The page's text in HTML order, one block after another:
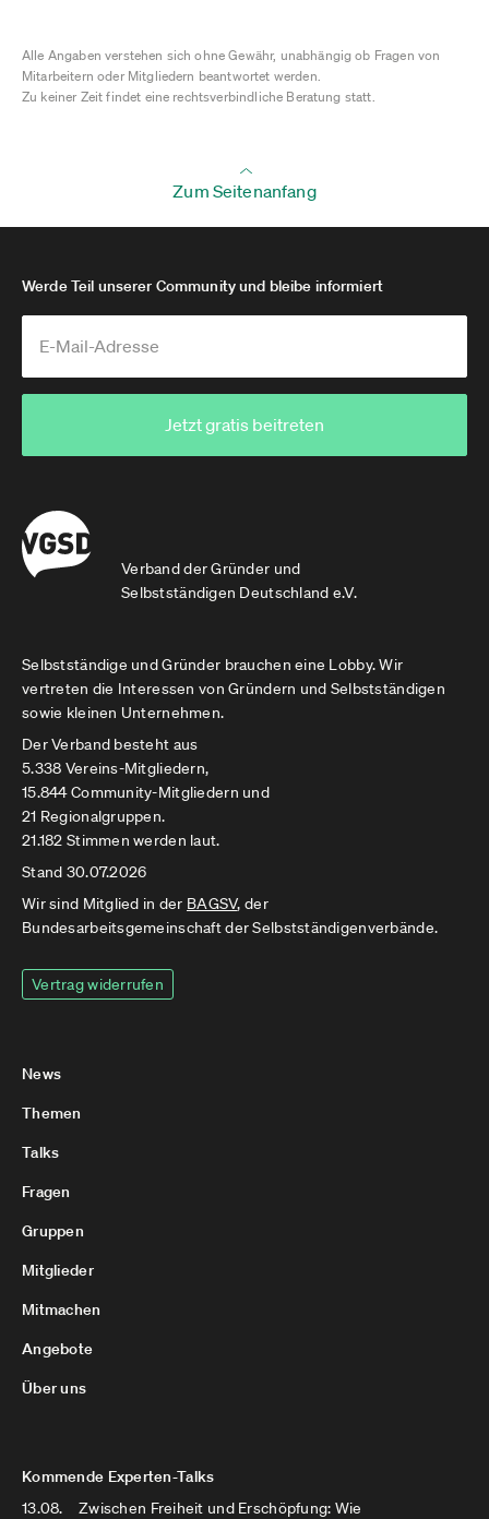
Alle Angaben verstehen sich ohne Gewähr, unabhängig ob Fragen von
Mitarbeitern oder Mitgliedern beantwortet werden.
Zu keiner Zeit findet eine rechtsverbindliche Beratung statt.
Zum Seitenanfang
Verband der Gründer und
Selbstständigen Deutschland e.V.
Werde Teil unserer Community und bleibe informiert
Jetzt gratis beitreten
Selbstständige und Gründer brauchen eine Lobby. Wir
vertreten die Interessen von Gründern und Selbstständigen
sowie kleinen Unternehmen.
Der Verband besteht aus
5.338 Vereins-Mitgliedern,
15.844 Community-Mitgliedern und
21 Regionalgruppen.
21.182 Stimmen werden laut.
Stand 30.07.2026
Wir sind Mitglied in der BAGSV, der
Bundesarbeitsgemeinschaft der Selbstständigenverbände.
Vertrag widerrufen
News
Themen
Talks
Fragen
Gruppen
Mitglieder
Mitmachen
Angebote
Über uns
Kommende Experten-Talks
13.08.
Zwischen Freiheit und Erschöpfung: Wie